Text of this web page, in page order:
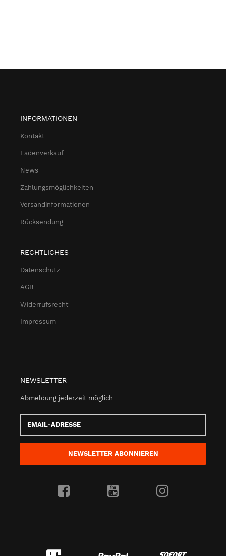
INFORMATIONEN
Kontakt
Ladenverkauf
News
Zahlungsmöglichkeiten
Versandinformationen
Rücksendung
RECHTLICHES
Datenschutz
AGB
Widerrufsrecht
Impressum
NEWSLETTER
Abmeldung jederzeit möglich
Adresse
NEWSLETTER ABONNIEREN